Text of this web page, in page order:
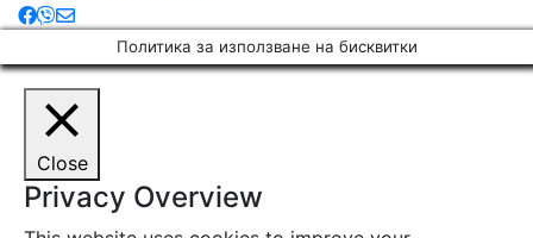
Политика за използване на бисквитки
Close
Privacy Overview